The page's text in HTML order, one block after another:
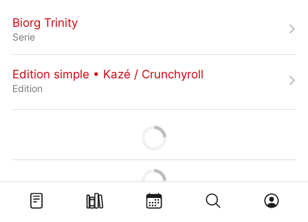
Biorg Trinity
Serie
Edition simple • Kazé / Crunchyroll
Edition